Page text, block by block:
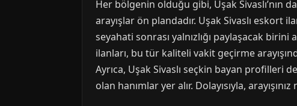
Her bölgenin olduğu gibi, Uşak Sivaslı’nın
arayışlar ön plandadır. Uşak Sivaslı eskort
seyahati sonrası yalnızlığı paylaşacak
ilanları, bu tür kaliteli vakit geçirme
Ayrıca, Uşak Sivaslı seçkin bayan profilleri
olan hanımlar yer alır. Dolayısıyla,